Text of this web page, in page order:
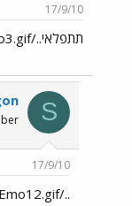
17/9/10
תתפלאי../images/Emo3.gif
S
17/9/10
../images/Emo12.gif ?